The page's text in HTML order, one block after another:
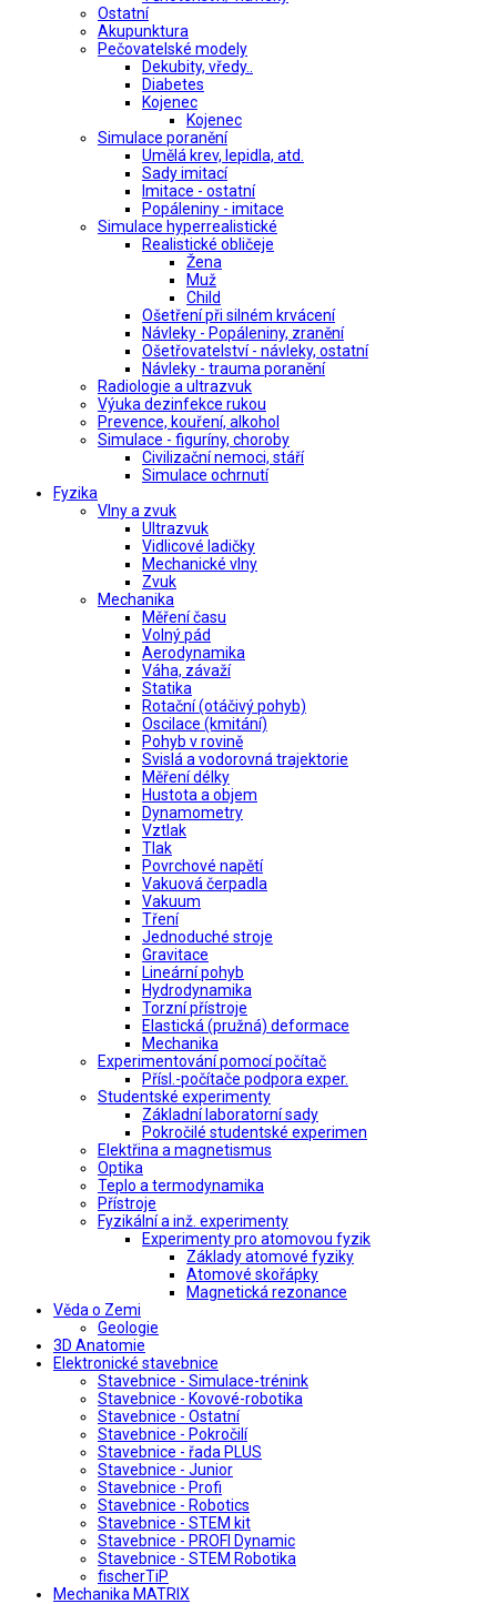
Ostatní
Akupunktura
Pečovatelské modely
Dekubity, vředy..
Diabetes
Kojenec
Kojenec
Simulace poranění
Umělá krev, lepidla, atd.
Sady imitací
Imitace - ostatní
Popáleniny - imitace
Simulace hyperrealistické
Realistické obličeje
Žena
Muž
Child
Ošetření při silném krvácení
Návleky - Popáleniny, zranění
Ošetřovatelství - návleky, ostatní
Návleky - trauma poranění
Radiologie a ultrazvuk
Výuka dezinfekce rukou
Prevence, kouření, alkohol
Simulace - figuríny, choroby
Civilizační nemoci, stáří
Simulace ochrnutí
Fyzika
Vlny a zvuk
Ultrazvuk
Vidlicové ladičky
Mechanické vlny
Zvuk
Mechanika
Měření času
Volný pád
Aerodynamika
Váha, závaží
Statika
Rotační (otáčivý pohyb)
Oscilace (kmitání)
Pohyb v rovině
Svislá a vodorovná trajektorie
Měření délky
Hustota a objem
Dynamometry
Vztlak
Tlak
Povrchové napětí
Vakuová čerpadla
Vakuum
Tření
Jednoduché stroje
Gravitace
Lineární pohyb
Hydrodynamika
Torzní přístroje
Elastická (pružná) deformace
Mechanika
Experimentování pomocí počítač
Přísl.-počítače podpora exper.
Studentské experimenty
Základní laboratorní sady
Pokročilé studentské experimen
Elektřina a magnetismus
Optika
Teplo a termodynamika
Přístroje
Fyzikální a inž. experimenty
Experimenty pro atomovou fyzik
Základy atomové fyziky
Atomové skořápky
Magnetická rezonance
Věda o Zemi
Geologie
3D Anatomie
Elektronické stavebnice
Stavebnice - Simulace-trénink
Stavebnice - Kovové-robotika
Stavebnice - Ostatní
Stavebnice - Pokročilí
Stavebnice - řada PLUS
Stavebnice - Junior
Stavebnice - Profi
Stavebnice - Robotics
Stavebnice - STEM kit
Stavebnice - PROFI Dynamic
Stavebnice - STEM Robotika
fischerTiP
Mechanika MATRIX